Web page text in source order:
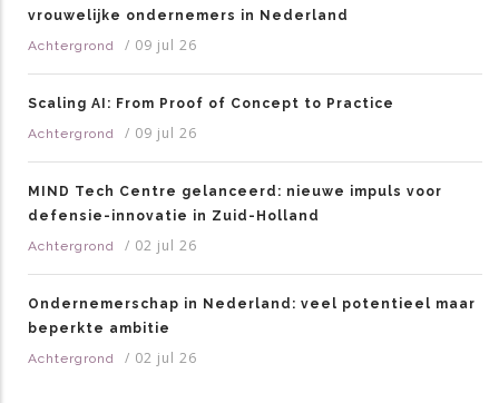
vrouwelijke ondernemers in Nederland
Achtergrond
/ 09 jul 26
Scaling AI: From Proof of Concept to Practice
Achtergrond
/ 09 jul 26
MIND Tech Centre gelanceerd: nieuwe impuls voor
defensie-innovatie in Zuid-Holland
Achtergrond
/ 02 jul 26
Ondernemerschap in Nederland: veel potentieel maar
beperkte ambitie
Achtergrond
/ 02 jul 26